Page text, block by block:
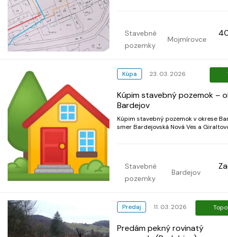
posledné sú na zváženie ra...
Stavebné
pozemky
Mojmírovce
Kúpa 23. 03. 2026
Kúpim stavebný pozemok –
Bardejov
Kúpim stavebný pozemok v okrese
smer Bardejovská Nová Ves a
Stavebné
pozemky
Bardejov
Predaj 11. 03. 2026
Predám pekný rovinatý